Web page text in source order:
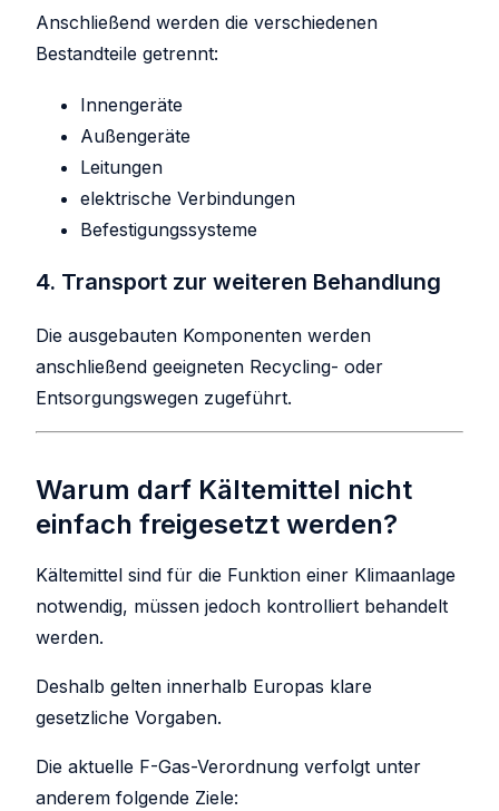
Anschließend werden die verschiedenen
Bestandteile getrennt:
Innengeräte
Außengeräte
Leitungen
elektrische Verbindungen
Befestigungssysteme
4. Transport zur weiteren Behandlung
Die ausgebauten Komponenten werden
anschließend geeigneten Recycling- oder
Entsorgungswegen zugeführt.
Warum darf Kältemittel nicht
einfach freigesetzt werden?
Kältemittel sind für die Funktion einer Klimaanlage
notwendig, müssen jedoch kontrolliert behandelt
werden.
Deshalb gelten innerhalb Europas klare
gesetzliche Vorgaben.
Die aktuelle F-Gas-Verordnung verfolgt unter
anderem folgende Ziele: